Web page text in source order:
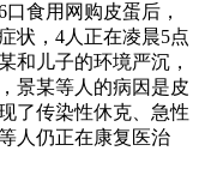
食用网购皮蛋后，
状，4人正在凌晨5点
和儿子的环境严沉，
景某等人的病因是皮
了传染性休克、急性
人仍正在康复医治